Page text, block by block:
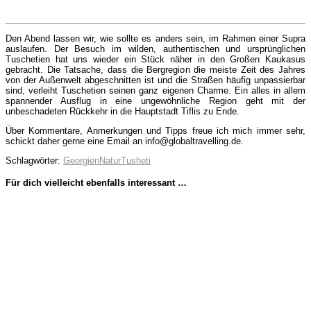
Den Abend lassen wir, wie sollte es anders sein, im Rahmen einer Supra
auslaufen. Der Besuch im wilden, authentischen und ursprünglichen
Tuschetien hat uns wieder ein Stück näher in den Großen Kaukasus
gebracht. Die Tatsache, dass die Bergregion die meiste Zeit des Jahres
von der Außenwelt abgeschnitten ist und die Straßen häufig unpassierbar
sind, verleiht Tuschetien seinen ganz eigenen Charme. Ein alles in allem
spannender Ausflug in eine ungewöhnliche Region geht mit der
unbeschadeten Rückkehr in die Hauptstadt Tiflis zu Ende.
Über Kommentare, Anmerkungen und Tipps freue ich mich immer sehr,
schickt daher gerne eine Email an info@globaltravelling.de.
Schlagwörter: GeorgienNaturTusheti
Für dich vielleicht ebenfalls interessant …